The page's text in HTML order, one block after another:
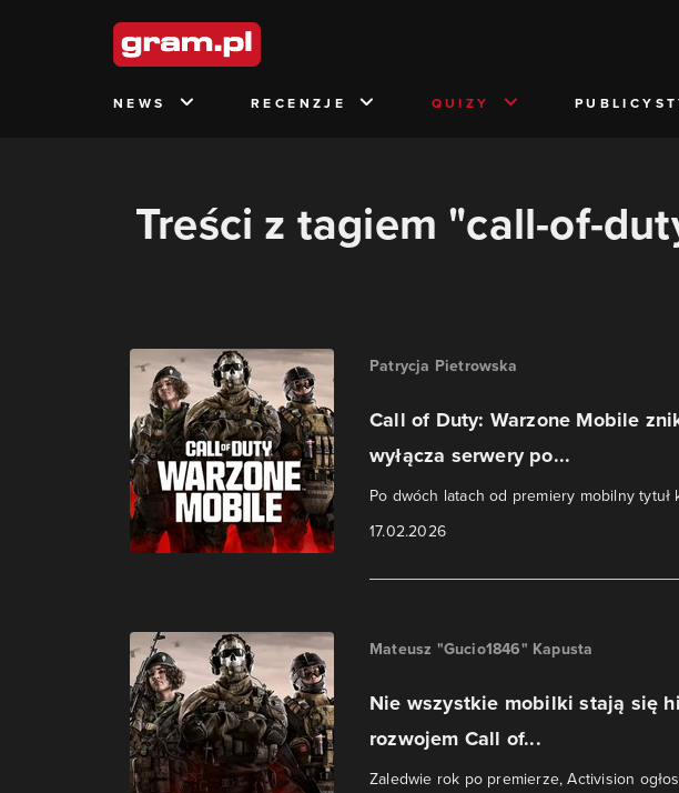
NEWS RECENZJE QUIZY
Treści z tagiem "call-of-
Patrycja Pietrowska
Call of Duty: Warzone Mobile
wyłącza serwery po...
Po dwóch latach od premiery mobilny tytuł
17.02.2026
Mateusz "Gucio1846" Kapusta
Nie wszystkie mobilki stają się
rozwojem Call of...
Zaledwie rok po premierze, Activision